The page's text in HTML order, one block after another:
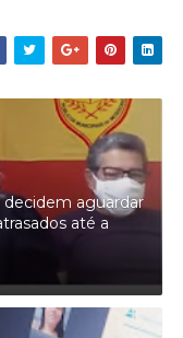
decidem aguardar
até a